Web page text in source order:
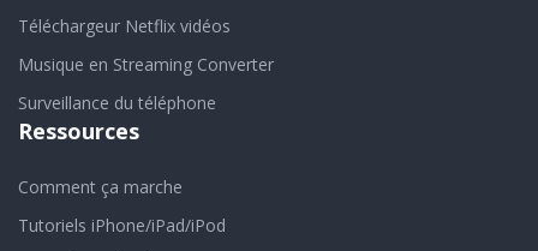
Téléchargeur Netflix vidéos
Musique en Streaming Converter
Surveillance du téléphone
Ressources
Comment ça marche
Tutoriels iPhone/iPad/iPod